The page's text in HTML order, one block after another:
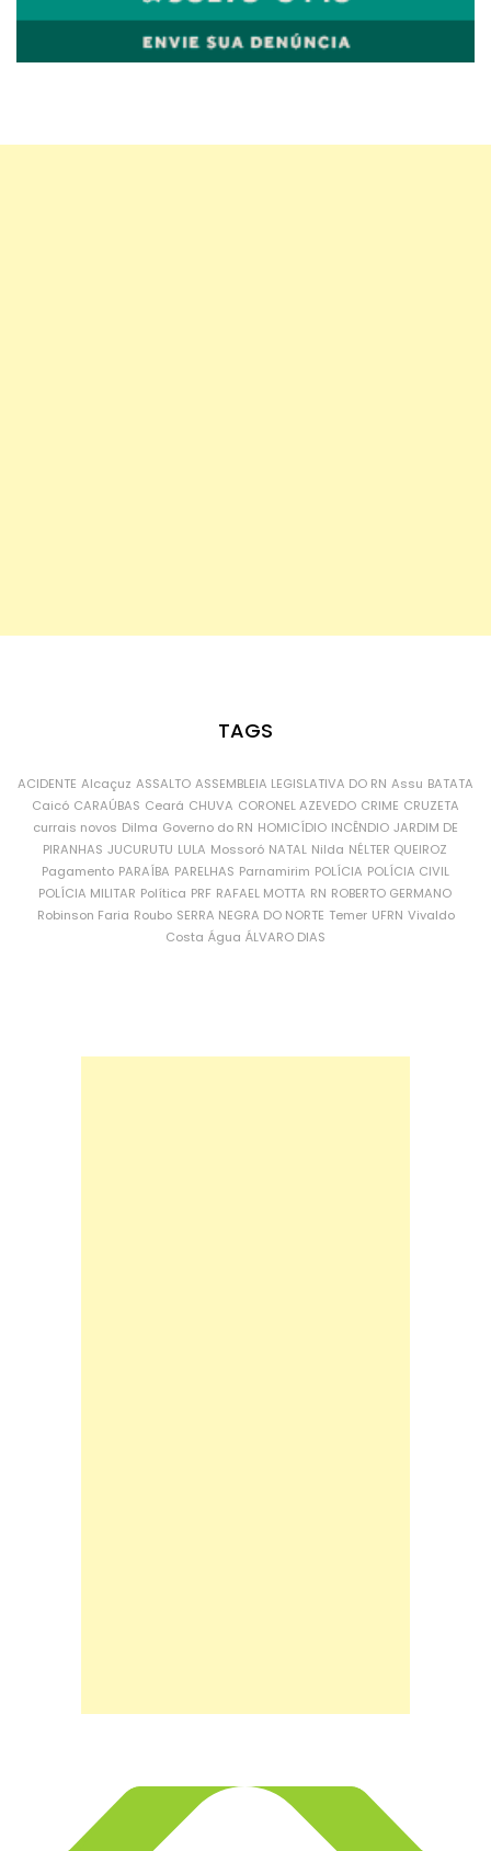
TAGS
ACIDENTE Alcaçuz ASSALTO ASSEMBLEIA LEGISLATIVA DO RN Assu BATATA
Caicó CARAÚBAS Ceará CHUVA CORONEL AZEVEDO CRIME CRUZETA
currais novos Dilma Governo do RN HOMICÍDIO INCÊNDIO JARDIM DE
PIRANHAS JUCURUTU LULA Mossoró NATAL Nilda NÉLTER QUEIROZ
Pagamento PARAÍBA PARELHAS Parnamirim POLÍCIA POLÍCIA CIVIL
POLÍCIA MILITAR Política PRF RAFAEL MOTTA RN ROBERTO GERMANO
Robinson Faria Roubo SERRA NEGRA DO NORTE Temer UFRN Vivaldo
Costa Água ÁLVARO DIAS